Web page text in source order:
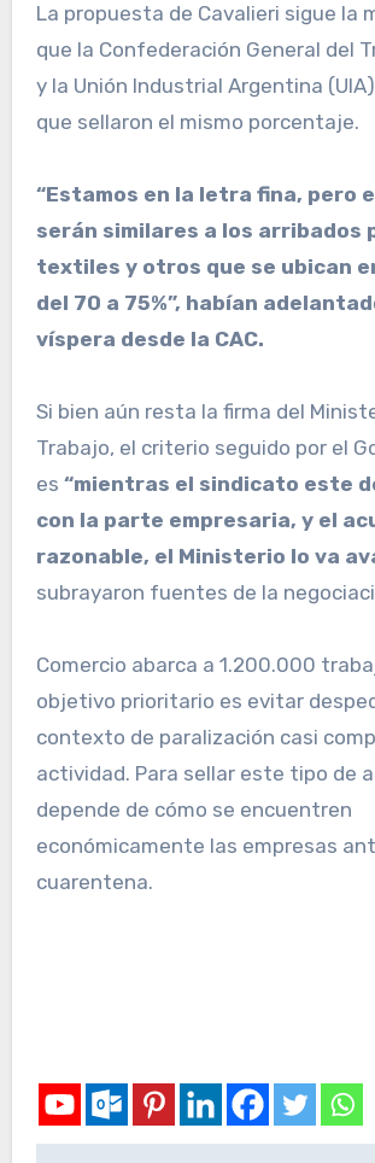
La propuesta de Cavalieri sigue la
que la Confederación General del
y la Unión Industrial Argentina
que sellaron el mismo porcentaje.
“Estamos en la letra fina, pero
serán similares a los arribados
textiles y otros que se ubican
del 70 a 75%”, habían
víspera desde la CAC.
Si bien aún resta la firma del
Trabajo, el criterio seguido por el
es “mientras el sindicato este
con la parte empresaria, y el
razonable, el Ministerio lo va
subrayaron fuentes de la
Comercio abarca a 1.200.000
objetivo prioritario es evitar
contexto de paralización casi
actividad. Para sellar este tipo de
depende de cómo se encuentren
económicamente las empresas
cuarentena.